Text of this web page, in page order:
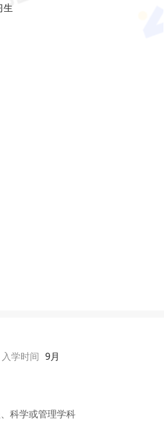
生
入学时间 9月
科学或管理学科